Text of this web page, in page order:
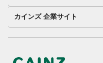
カインズ 企業サイト